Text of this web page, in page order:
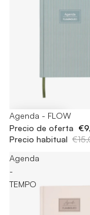
-35%
Agenda - FLOW
Precio de oferta
Precio habitual
Agenda
-
TEMPO